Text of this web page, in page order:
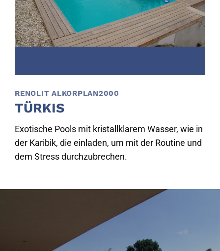
RENOLIT ALKORPLAN2000
TÜRKIS
Exotische Pools mit kristallklarem Wasser, wie in
der Karibik, die einladen, um mit der Routine und
dem Stress durchzubrechen.